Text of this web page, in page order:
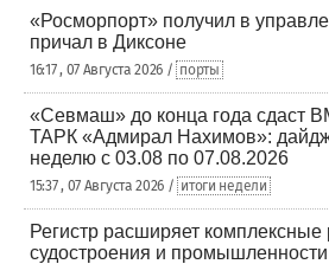
«Росморпорт» получил в
причал в Диксоне
16:17 , 07 Августа 2026 / порты
«Севмаш» до конца года сдаст
ТАРК «Адмирал Нахимов»:
неделю с 03.08 по 07.08.2026
15:37 , 07 Августа 2026 / итоги недели
Регистр расширяет
судостроения и промышленности